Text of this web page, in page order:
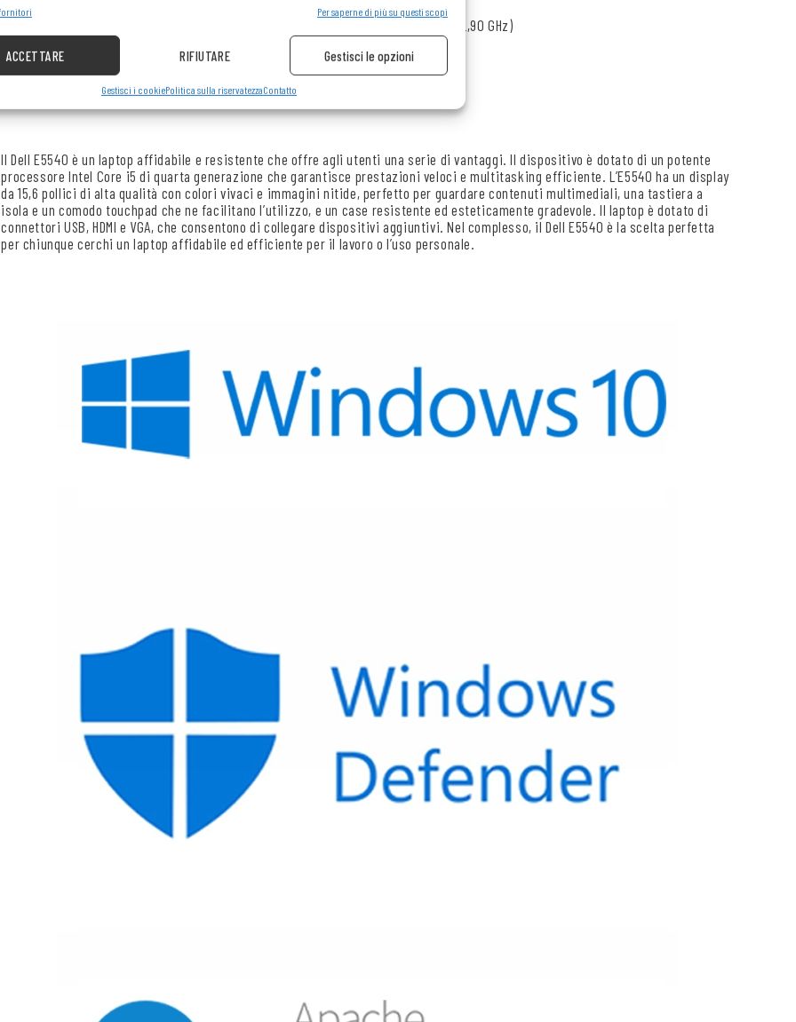
la sicurezza, prevenire e rilevare frodi, correggere errori, Erogare e
Sempre attivo
fornitori Per saperne di più su questi scopi
ACCETTARE RIFIUTARE Gestisci le opzioni
Gestisci i cookiePolitica sulla riservatezzaContatto
(cache da 3 MB, fino a 2,90 GHz)
RAM: 16GB
Disco rigido:
HDD da 1 TB
Il Dell E5540 è un laptop affidabile e resistente che offre agli utenti una serie di vantaggi. Il dispositivo è dotato di un potente
processore Intel Core i5 di quarta generazione che garantisce prestazioni veloci e multitasking efficiente. L’E5540 ha un display
da 15,6 pollici di alta qualità con colori vivaci e immagini nitide, perfetto per guardare contenuti multimediali, una tastiera a
isola e un comodo touchpad che ne facilitano l’utilizzo, e un case resistente ed esteticamente gradevole. Il laptop è dotato di
connettori USB, HDMI e VGA, che consentono di collegare dispositivi aggiuntivi. Nel complesso, il Dell E5540 è la scelta perfetta
per chiunque cerchi un laptop affidabile ed efficiente per il lavoro o l’uso personale.